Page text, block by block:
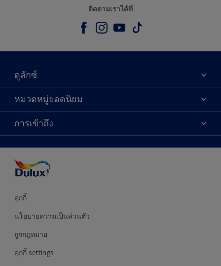
ติดตามเราได้ที่
ดูลักซ์
เกี่ยวกับดูลักซ์
ติดต่อเรา
ค้นหาร้านค้า
หมวดหมู่ยอดนิยม
ผลิตภัณฑ์
ไอเดียการตกแต่ง
คำแนะนำจากผู้เชี่ยวชาญ
บริการออกแบบสี
การเข้าถึง
คุกกี้
นโยบายความเป็นส่วนตัว
ถูกกฎหมาย
คุกกี้ settings